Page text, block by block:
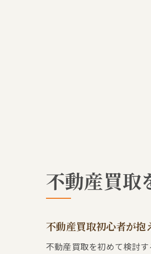
不動産買取
不動産買取初心者が抱
不動産買取を初めて検討